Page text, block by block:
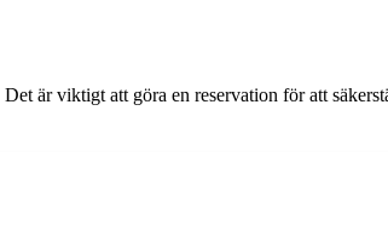
är viktigt att göra en reservation för att